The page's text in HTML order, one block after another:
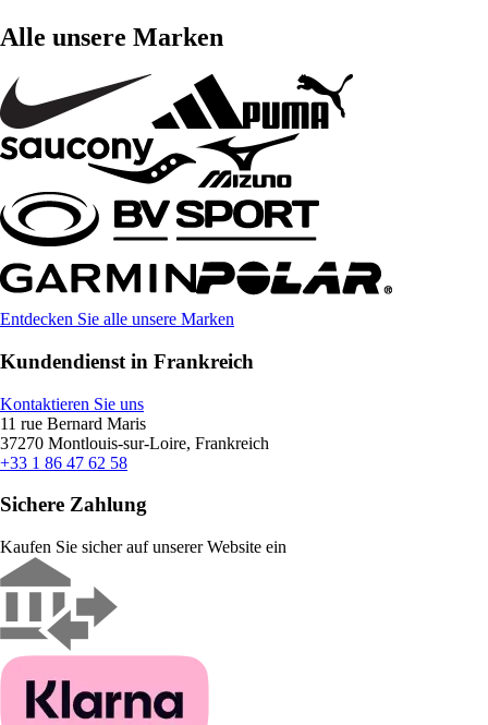
Alle unsere Marken
Entdecken Sie alle unsere Marken
Kundendienst in Frankreich
Kontaktieren Sie uns
11 rue Bernard Maris
37270 Montlouis-sur-Loire, Frankreich
+33 1 86 47 62 58
Sichere Zahlung
Kaufen Sie sicher auf unserer Website ein